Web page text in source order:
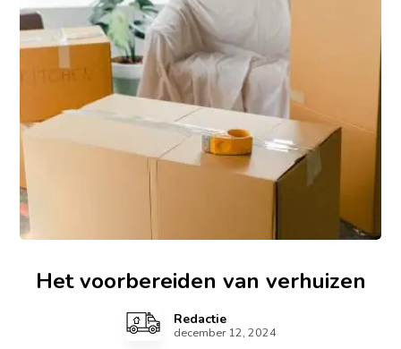
Het voorbereiden van verhuizen
Redactie
december 12, 2024